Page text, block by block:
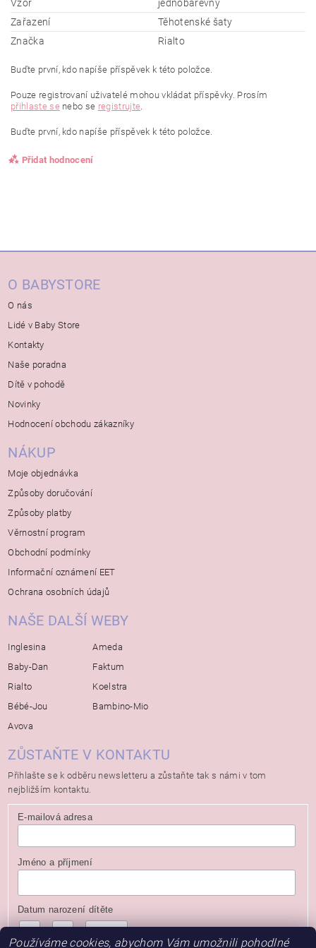
Vzor
jednobarevný
Zařazení
Těhotenské šaty
Značka
Rialto
Buďte první, kdo napíše příspěvek k této položce.
Pouze registrovaní uživatelé mohou vkládat příspěvky. Prosím
přihlaste senebo se registrujte.
Buďte první, kdo napíše příspěvek k této položce.
Přidat hodnocení
O BABYSTORE
O nás
Lidé v Baby Store
Kontakty
Naše poradna
Dítě v pohodě
Novinky
Hodnocení obchodu zákazníky
NÁKUP
Moje objednávka
Způsoby doručování
Způsoby platby
Věrnostní program
Obchodní podmínky
Informační oznámení EET
Ochrana osobních údajů
NAŠE DALŠÍ WEBY
Inglesina
Baby-Dan
Rialto
Bébé-Jou
Avova
Ameda
Faktum
Koelstra
Bambino-Mio
ZŮSTAŇTE V KONTAKTU
Přihlašte se k odběru newsletteru a zůstaňte tak s námi v tom
nejbližším kontaktu.
E-mailová adresa
Jméno a příjmení
Datum narození dítěte
Používáme cookies, abychom Vám umožnili pohodlné